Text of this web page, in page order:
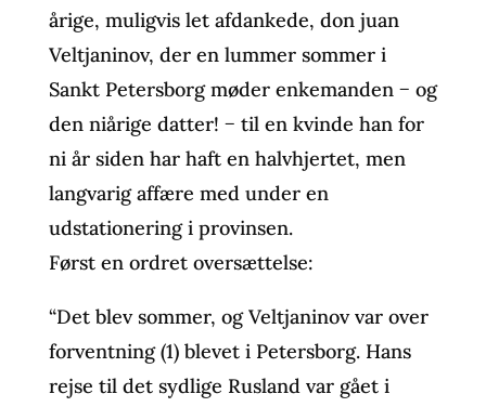
årige, muligvis let afdankede, don juan
Veltjaninov, der en lummer sommer i
Sankt Petersborg møder enkemanden − og
den niårige datter! − til en kvinde han for
ni år siden har haft en halvhjertet, men
langvarig affære med under en
udstationering i provinsen.
Først en ordret oversættelse:
“Det blev sommer, og Veltjaninov var over
forventning (1) blevet i Petersborg. Hans
rejse til det sydlige Rusland var gået i